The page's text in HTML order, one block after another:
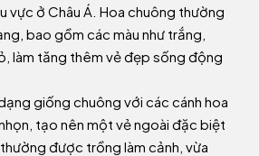
vực ở Châu Á. Hoa chuông thường
bao gồm các màu như trắng,
làm tăng thêm vẻ đẹp sống động
giống chuông với các cánh hoa
tạo nên một vẻ ngoài đặc biệt
được trồng làm cảnh, vừa